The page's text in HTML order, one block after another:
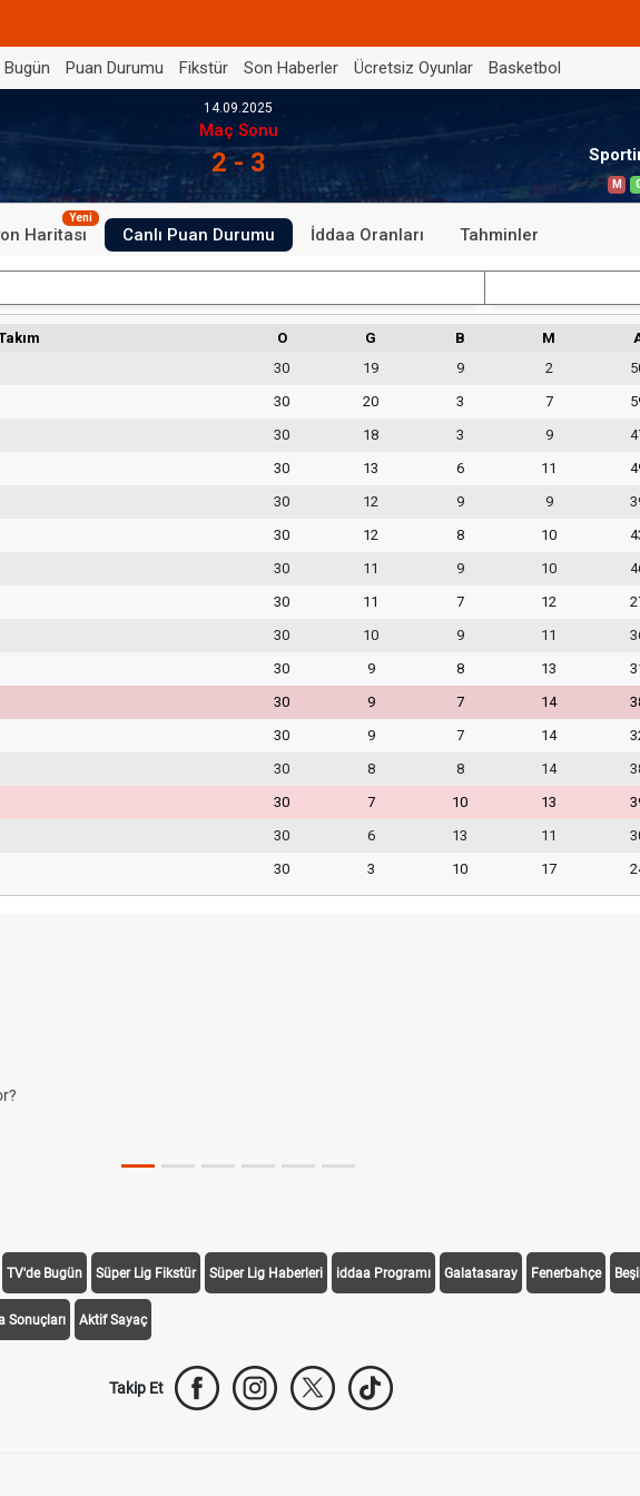
Puan Durumu Fikstür Son Haberler Ücretsiz Oyunlar Basketbol
14.09.2025
Maç Sonu
2 - 3
M
Haritası
Yeni
Canlı Puan Durumu İddaa Oranları Tahminler
O G B M
30 19 9 2
30 20 3 7
30 18 3 9
30 13 6 11
30 12 9 9
30 12 8 10
30 11 9 10
30 11 7 12
30 10 9 11
30 9 8 13
30 9 7 14
30 9 7 14
30 8 8 14
30 7 10 13
30 6 13 11
30 3 10 17
TV'de Bugün Süper Lig Fikstür Süper Lig Haberleri iddaa Programı Galatasaray Fenerbahçe
Sonuçları Aktif Sayaç
Takip Et